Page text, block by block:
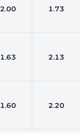
2.00 1.73
1.63 2.13
1.60 2.20